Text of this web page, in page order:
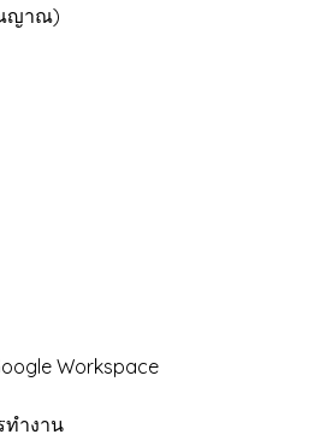
ณญาณ)
Workspace
ทำงาน